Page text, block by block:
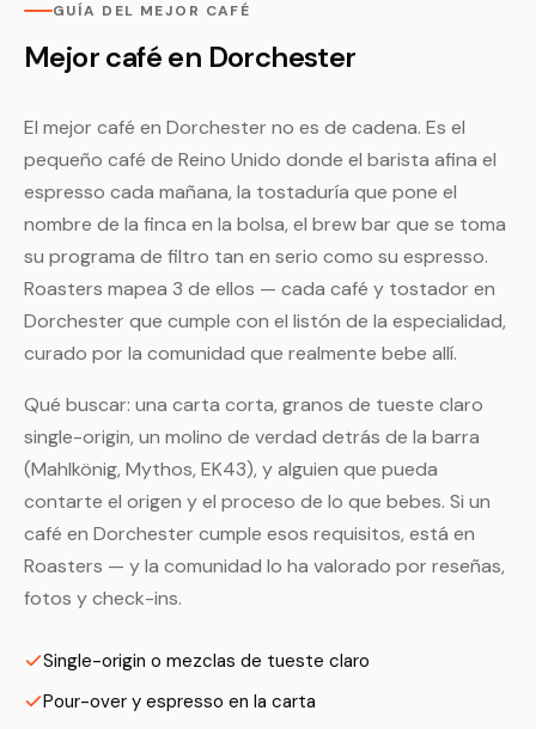
GUÍA DEL MEJOR CAFÉ
Mejor café en Dorchester
El mejor café en Dorchester no es de cadena. Es el
pequeño café de Reino Unido donde el barista afina el
espresso cada mañana, la tostaduría que pone el
nombre de la finca en la bolsa, el brew bar que se toma
su programa de filtro tan en serio como su espresso.
Roasters mapea 3 de ellos — cada café y tostador en
Dorchester que cumple con el listón de la especialidad,
curado por la comunidad que realmente bebe allí.
Qué buscar: una carta corta, granos de tueste claro
single-origin, un molino de verdad detrás de la barra
(Mahlkönig, Mythos, EK43), y alguien que pueda
contarte el origen y el proceso de lo que bebes. Si un
café en Dorchester cumple esos requisitos, está en
Roasters — y la comunidad lo ha valorado por reseñas,
fotos y check-ins.
Single-origin o mezclas de tueste claro
Pour-over y espresso en la carta